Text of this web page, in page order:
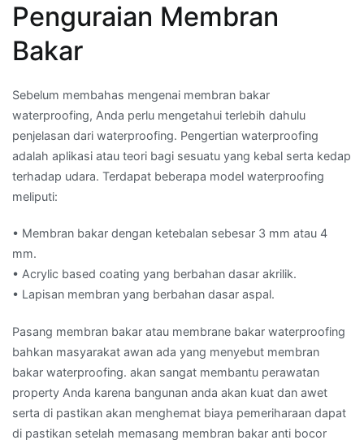
Penguraian Membran
Bakar
Sebelum membahas mengenai membran bakar
waterproofing, Anda perlu mengetahui terlebih dahulu
penjelasan dari waterproofing. Pengertian waterproofing
adalah aplikasi atau teori bagi sesuatu yang kebal serta kedap
terhadap udara. Terdapat beberapa model waterproofing
meliputi:
• Membran bakar dengan ketebalan sebesar 3 mm atau 4
mm.
• Acrylic based coating yang berbahan dasar akrilik.
• Lapisan membran yang berbahan dasar aspal.
Pasang membran bakar atau membrane bakar waterproofing
bahkan masyarakat awan ada yang menyebut membran
bakar waterproofing. akan sangat membantu perawatan
property Anda karena bangunan anda akan kuat dan awet
serta di pastikan akan menghemat biaya pemeriharaan dapat
di pastikan setelah memasang membran bakar anti bocor